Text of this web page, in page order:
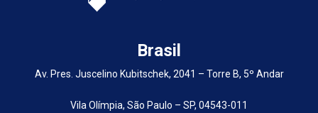
Brasil
Av. Pres. Juscelino Kubitschek, 2041 – Torre B, 5º Andar
Vila Olímpia, São Paulo – SP, 04543-011